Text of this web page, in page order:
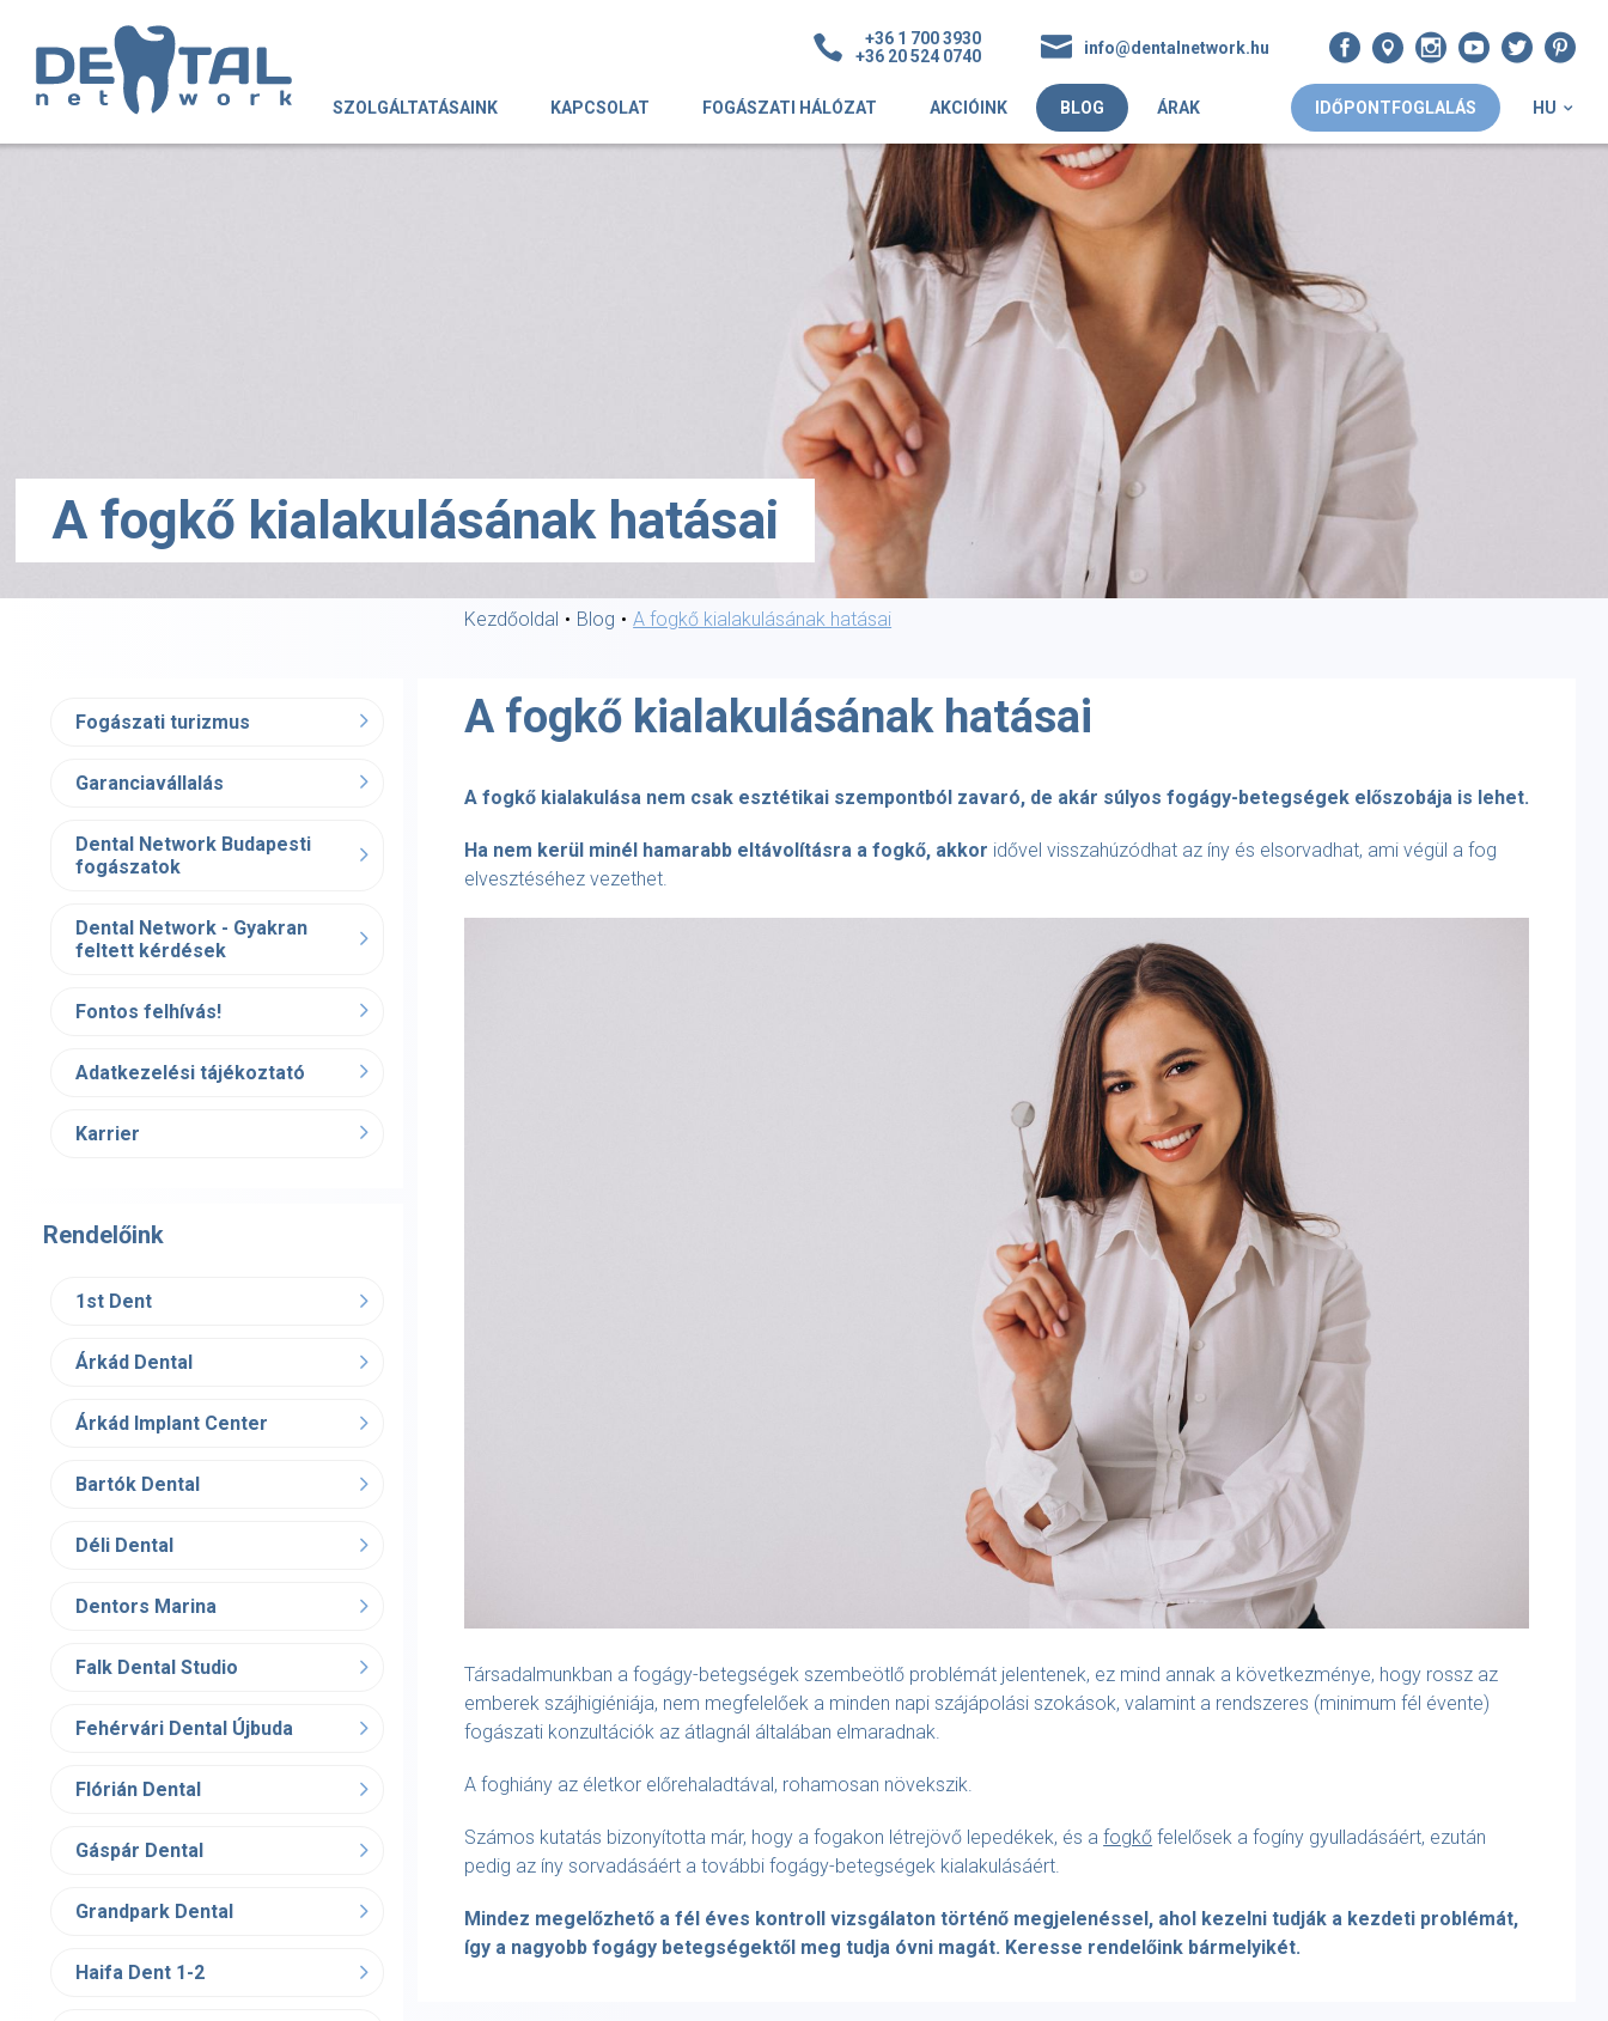
+36 1 700 3930
+36 20 524 0740
info@dentalnetwork.hu
SZOLGÁLTATÁSAINK KAPCSOLAT FOGÁSZATI HÁLÓZAT AKCIÓINK BLOG ÁRAK IDŐPONTFOGLALÁS HU
A fogkő kialakulásának hatásai
Fogászati turizmus
Garanciavállalás
Dental Network Budapesti
fogászatok
Dental Network - Gyakran
feltett kérdések
Fontos felhívás!
Adatkezelési tájékoztató
Karrier
Rendelőink
1st Dent
Árkád Dental
Árkád Implant Center
Bartók Dental
Déli Dental
Dentors Marina
Falk Dental Studio
Fehérvári Dental Újbuda
Flórián Dental
Gáspár Dental
Grandpark Dental
Haifa Dent 1-2
Kezdőoldal Blog A fogkő kialakulásának hatásai
A fogkő kialakulásának hatásai
A fogkő kialakulása nem csak esztétikai szempontból zavaró, de akár súlyos fogágy-betegségek előszobája is lehet.
Ha nem kerül minél hamarabb eltávolításra a fogkő, akkor idővel visszahúzódhat az íny és elsorvadhat, ami végül a fog
elvesztéséhez vezethet.
Társadalmunkban a fogágy-betegségek szembeötlő problémát jelentenek, ez mind annak a következménye, hogy rossz az
emberek szájhigiéniája, nem megfelelőek a minden napi szájápolási szokások, valamint a rendszeres (minimum fél évente)
fogászati konzultációk az átlagnál általában elmaradnak.
A foghiány az életkor előrehaladtával, rohamosan növekszik.
Számos kutatás bizonyította már, hogy a fogakon létrejövő lepedékek, és afogkő felelősek a fogíny gyulladásáért, ezután
pedig az íny sorvadásáért a további fogágy-betegségek kialakulásáért.
Mindez megelőzhető a fél éves kontroll vizsgálaton történő megjelenéssel, ahol kezelni tudják a kezdeti problémát,
így a nagyobb fogágy betegségektől meg tudja óvni magát. Keresse rendelőink bármelyikét.